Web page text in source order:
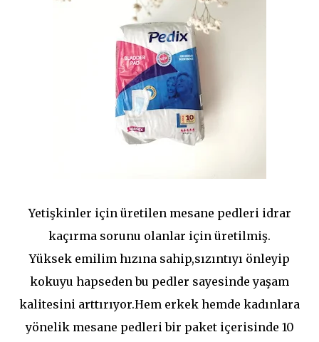
Yetişkinler için üretilen mesane pedleri idrar
kaçırma sorunu olanlar için üretilmiş.
Yüksek emilim hızına sahip,sızıntıyı önleyip
kokuyu hapseden bu pedler sayesinde yaşam
kalitesini arttırıyor.Hem erkek hemde kadınlara
yönelik mesane pedleri bir paket içerisinde 10